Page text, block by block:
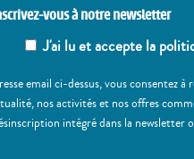
vous à notre newsletter
J'ai lu et accepte la
email ci-dessus, vous consentez
nos activités et nos offres
intégré dans la